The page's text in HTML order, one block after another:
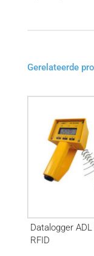
Gerelateerde
Datalogger
RFID